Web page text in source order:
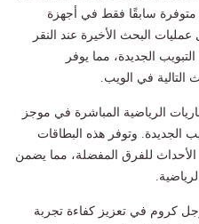
سابقًا فقط في أجهزة
البحث الأخيرة عند النقر
الجديدة، مما يوفر
التالية في الويب.
الرياضية المباشرة في موجز
الجديدة. وتوفر هذه البطاقات
الأحداث للفرق المفضلة، مما يضمن
كروم في تعزيز كفاءة تجربة